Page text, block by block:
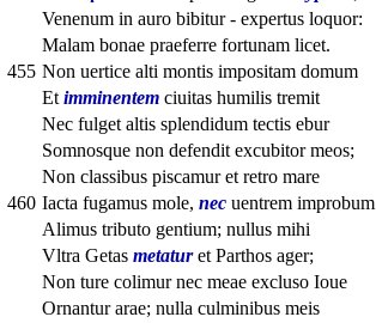
Venenum in auro bibitur - expertus loquor:
Malam bonae praeferre fortunam licet.
455 Non uertice alti montis impositam domum
Et imminentem ciuitas humilis tremit
Nec fulget altis splendidum tectis ebur
Somnosque non defendit excubitor meos;
Non classibus piscamur et retro mare
460 Iacta fugamus mole, nec uentrem improbum
Alimus tributo gentium; nullus mihi
Vltra Getas metaturet Parthos ager;
Non ture colimur nec meae excluso Ioue
Ornantur arae; nulla culminibus meis